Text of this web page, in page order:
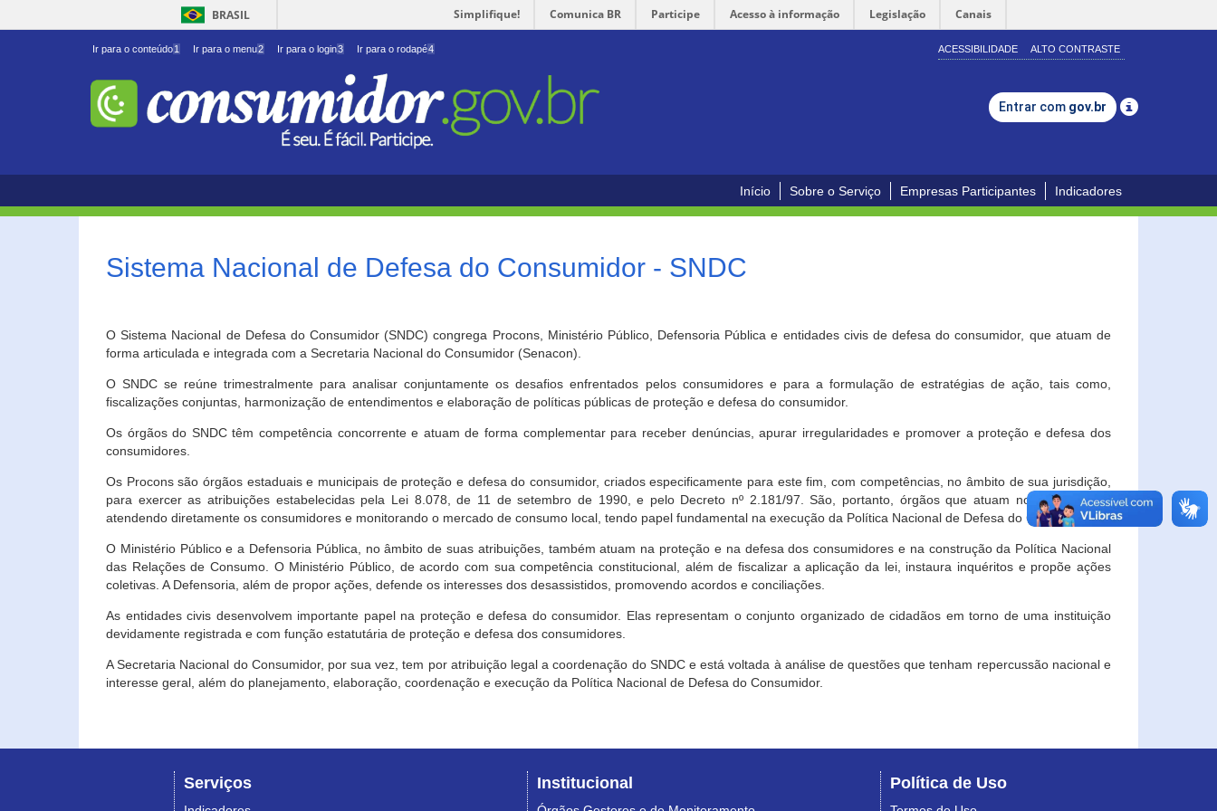
BRASIL Simplifique! Comunica BR Participe Acesso à informação Legislação Canais
Ir para o conteúdo1 Ir para o menu2 Ir para o login3 Ir para o rodapé4 ACESSIBILIDADE ALTO CONTRASTE
Entrar com gov.br
Início Sobre o Serviço Empresas Participantes Indicadores
Sistema Nacional de Defesa do Consumidor - SNDC
O Sistema Nacional de Defesa do Consumidor (SNDC) congrega Procons, Ministério Público, Defensoria Pública e entidades civis de defesa do consumidor, que atuam de
forma articulada e integrada com a Secretaria Nacional do Consumidor (Senacon).
O SNDC se reúne trimestralmente para analisar conjuntamente os desafios enfrentados pelos consumidores e para a formulação de estratégias de ação, tais como,
fiscalizações conjuntas, harmonização de entendimentos e elaboração de políticas públicas de proteção e defesa do consumidor.
Os órgãos do SNDC têm competência concorrente e atuam de forma complementar para receber denúncias, apurar irregularidades e promover a proteção e defesa dos
consumidores.
Os Procons são órgãos estaduais e municipais de proteção e defesa do consumidor, criados especificamente para este fim, com competências, no âmbito de sua jurisdição,
para exercer as atribuições estabelecidas pela Lei 8.078, de 11 de setembro de 1990, e pelo Decreto nº 2.181/97. São, portanto, órgãos que atuam no âmbito local,
atendendo diretamente os consumidores e monitorando o mercado de consumo local, tendo papel fundamental na execução da Política Nacional de Defesa do Consumidor.
O Ministério Público e a Defensoria Pública, no âmbito de suas atribuições, também atuam na proteção e na defesa dos consumidores e na construção da Política Nacional
das Relações de Consumo. O Ministério Público, de acordo com sua competência constitucional, além de fiscalizar a aplicação da lei, instaura inquéritos e propõe ações
coletivas. A Defensoria, além de propor ações, defende os interesses dos desassistidos, promovendo acordos e conciliações.
As entidades civis desenvolvem importante papel na proteção e defesa do consumidor. Elas representam o conjunto organizado de cidadãos em torno de uma instituição
devidamente registrada e com função estatutária de proteção e defesa dos consumidores.
A Secretaria Nacional do Consumidor, por sua vez, tem por atribuição legal a coordenação do SNDC e está voltada à análise de questões que tenham repercussão nacional e
interesse geral, além do planejamento, elaboração, coordenação e execução da Política Nacional de Defesa do Consumidor.
Serviços Institucional Política de Uso